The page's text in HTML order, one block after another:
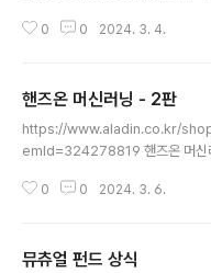
지 깊이 있게 설명하며, 모호한 역
확하게 정의하고 싶어서 읽기 시작
자의 역활 PM(제품 관리자,
의 팀이 뛰어난 제품을 출시할 수
람이자 동시에 결정을 내리는 사람
0 0 2024. 3. 4.
핸즈온 머신러닝 - 2판
https://www.aladin.co.kr/
emId=324278819 핸즈온 머신
로 달성할 수 있도록 복잡한 주제를
던 ML 등에 대한 지식을 정리할 필
0 0 2024. 3. 6.
뮤츄얼 펀드 상식